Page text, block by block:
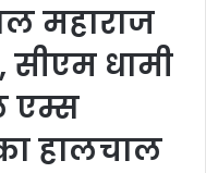
महाराज
सीएम धामी
एम्स
हालचाल